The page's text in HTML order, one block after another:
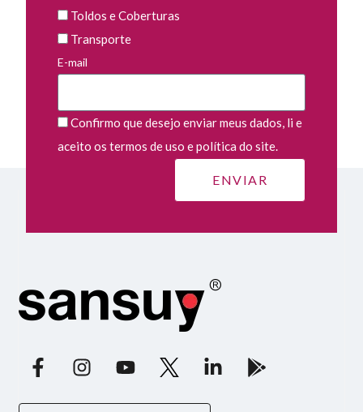
Toldos e Coberturas
Transporte
E-mail
Confirmo que desejo enviar meus dados, li e
aceito os termos de uso e política do site.